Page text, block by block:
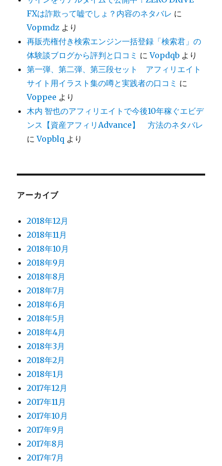
FXは詐欺って嘘でしょ？内容のネタバレ に
Vopmdz より
再販売権付き検索エンジン一括登録「検索君」の
体験談ブログから評判と口コミ にVopdqb より
第一弾、第二弾、第三段セット アフィリエイト
サイト用イラスト集の噂と実践者の口コミ に
Voppee より
木内 智也のアフィリエイトで今後10年稼ぐエビデ
ンス【資産アフィリAdvance】 方法のネタバレ
にVopblq より
アーカイブ
2018年12月
2018年11月
2018年10月
2018年9月
2018年8月
2018年7月
2018年6月
2018年5月
2018年4月
2018年3月
2018年2月
2018年1月
2017年12月
2017年11月
2017年10月
2017年9月
2017年8月
2017年7月